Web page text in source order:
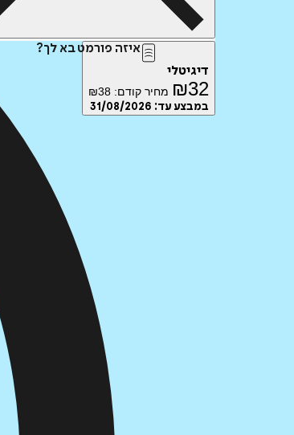
איזה פורמט בא לך?
דיגיטלי
₪32 מחיר קודם: ₪38
במבצע עד: 31/08/2026